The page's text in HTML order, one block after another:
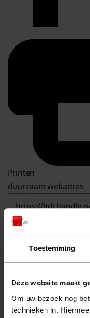
Toestemming
Deze website maakt
Om uw bezoek nog
technieken in.
Printen
duurzaam webadres
Inventaris
990Bouwen van twee
Datering:
16-12-1986